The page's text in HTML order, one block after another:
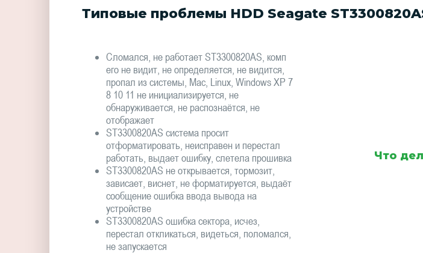
Типовые проблемы HDD Seagate
Сломался, не работает ST3300820AS, комп
его не видит, не определяется, не видится,
пропал из системы, Mac, Linux, Windows XP 7
8 10 11 не инициализируется, не
обнаруживается, не распознаётся, не
отображает
ST3300820AS система просит
отформатировать, неисправен и перестал
работать, выдает ошибку, слетела прошивка
ST3300820AS не открывается, тормозит,
зависает, виснет, не форматируется, выдаёт
сообщение ошибка ввода вывода на
устройстве
ST3300820AS ошибка сектора, исчез,
перестал откликаться, видеться, поломался,
не запускается
Что